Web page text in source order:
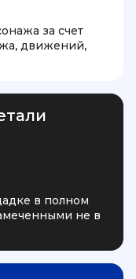
за счет
движений,
в полном
не в